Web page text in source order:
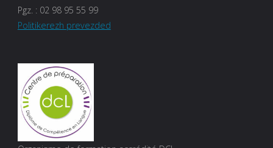
Pgz. :02 98 95 55 99
Politikerezh prevezded